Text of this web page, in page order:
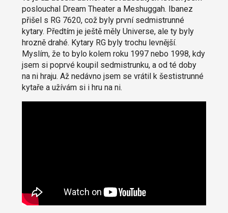
poslouchal Dream Theater a Meshuggah. Ibanez
přišel s RG 7620, což byly první sedmistrunné
kytary. Předtím je ještě měly Universe, ale ty byly
hrozně drahé. Kytary RG byly trochu levnější.
Myslím, že to bylo kolem roku 1997 nebo 1998, kdy
jsem si poprvé koupil sedmistrunku, a od té doby
na ni hraju. Až nedávno jsem se vrátil k šestistrunné
kytaře a užívám si i hru na ni.